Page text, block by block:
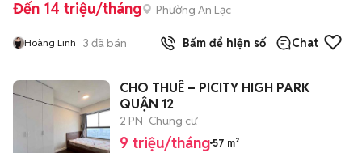
Đến 14 triệu/tháng Phường An Lạc
Hoàng Linh 3 đã bán Bấm để hiện số Chat
CHO THUÊ – PICITY HIGH PARK
QUẬN 12
2 PN Chung cư
9 triệu/tháng 57 m²